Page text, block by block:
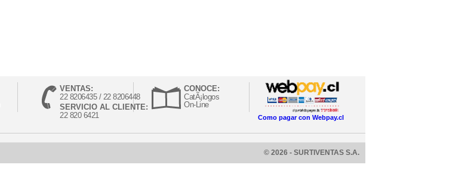
VENTAS:
22 8206435 / 22 8206448
SERVICIO AL CLIENTE:
22 820 6421
CONOCE:
CatÃ¡logos
On-Line
Como pagar con Webpay.cl
© 2026 - SURTIVENTAS S.A.